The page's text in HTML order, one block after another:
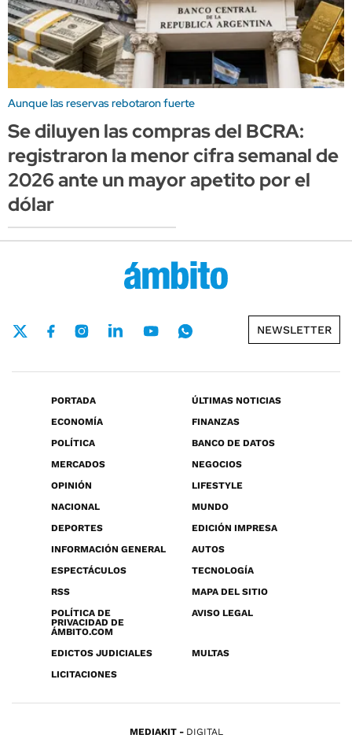
Aunque las reservas rebotaron fuerte
Se diluyen las compras del BCRA:
registraron la menor cifra semanal de
2026 ante un mayor apetito por el
dólar
NEWSLETTER
PORTADA
ÚLTIMAS NOTICIAS
ECONOMÍA
FINANZAS
POLÍTICA
BANCO DE DATOS
MERCADOS
NEGOCIOS
OPINIÓN
LIFESTYLE
NACIONAL
MUNDO
DEPORTES
EDICIÓN IMPRESA
INFORMACIÓN GENERAL
AUTOS
ESPECTÁCULOS
TECNOLOGÍA
RSS
MAPA DEL SITIO
POLÍTICA DE
PRIVACIDAD DE
ÁMBITO.COM
AVISO LEGAL
EDICTOS JUDICIALES
MULTAS
LICITACIONES
MEDIAKIT DIGITAL